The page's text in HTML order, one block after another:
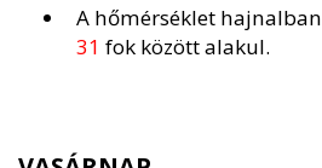
A hőmérséklet hajnalban
31 fok között alakul.